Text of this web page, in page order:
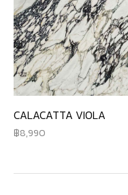
CALACATTA VIOLA
8,990